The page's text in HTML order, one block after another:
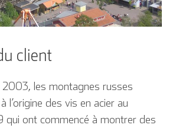
client
les montagnes russes
l’origine des vis en acier au
qui ont commencé à montrer des